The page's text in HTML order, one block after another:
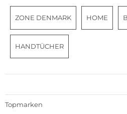
ZONE DENMARK HOME
HANDTÜCHER
Topmarken